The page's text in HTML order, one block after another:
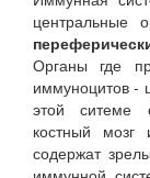
центральные
Органы где
иммуноцитов -
этой ситеме
костный
содержат